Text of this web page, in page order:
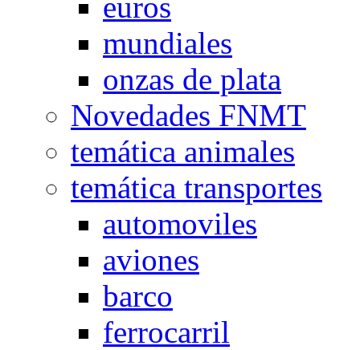
mundiales
onzas de plata
Novedades FNMT
temática animales
temática transportes
automoviles
aviones
barco
ferrocarril